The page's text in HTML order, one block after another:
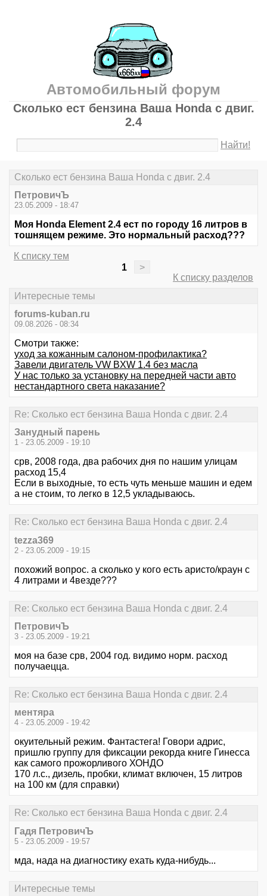
Автомобильный форум
Сколько ест бензина Ваша Honda с двиг.
2.4
Найти!
Сколько ест бензина Ваша Honda с двиг. 2.4
ПетровичЪ
23.05.2009 - 18:47
Моя Honda Element 2.4 ест по городу 16 литров в
тошнящем режиме. Это нормальный расход???
К списку тем
1
>
К списку разделов
Интересные темы
forums-kuban.ru
09.08.2026 - 08:34
Смотри также:
уход за кожанным салоном-профилактика?
Завели двигатель VW BXW 1.4 без масла
У нас только за установку на передней части авто
нестандартного света наказание?
Re: Сколько ест бензина Ваша Honda с двиг. 2.4
Занудный парень
1 - 23.05.2009 - 19:10
срв, 2008 года, два рабочих дня по нашим улицам
расход 15,4
Если в выходные, то есть чуть меньше машин и едем
а не стоим, то легко в 12,5 укладываюсь.
Re: Сколько ест бензина Ваша Honda с двиг. 2.4
tezza369
2 - 23.05.2009 - 19:15
похожий вопрос. а сколько у кого есть аристо/краун с
4 литрами и 4везде???
Re: Сколько ест бензина Ваша Honda с двиг. 2.4
ПетровичЪ
3 - 23.05.2009 - 19:21
моя на базе срв, 2004 год. видимо норм. расход
получаецца.
Re: Сколько ест бензина Ваша Honda с двиг. 2.4
ментяра
4 - 23.05.2009 - 19:42
окуительный режим. Фантастега! Говори адрис,
пришлю группу для фиксации рекорда книге Гинесса
как самого прожорливого ХОНДО
170 л.с., дизель, пробки, климат включен, 15 литров
на 100 км (для справки)
Re: Сколько ест бензина Ваша Honda с двиг. 2.4
Гадя ПетровичЪ
5 - 23.05.2009 - 19:57
мда, нада на диагностику ехать куда-нибудь...
Интересные темы